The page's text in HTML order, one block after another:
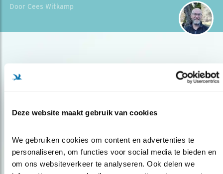
Deze website maakt gebruik van cookies
We gebruiken cookies om content en advertenties te
personaliseren, om functies voor social media te bieden en
om ons websiteverkeer te analyseren. Ook delen we
Door Cees Witkamp
Meld je aan en ontvang nieuws, inspiratie, acties en tips
over vogels en activiteiten van Vogelbescherming.